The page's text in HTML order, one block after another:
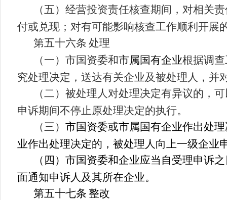
（五）经营投资责任核查期间，对相关
付或兑现；对有可能影响核查工作顺利开展
第五十六条 处理
（一）市国资委和市属国有企业根据调
究处理决定，送达有关企业及被处理人，并
（二）被处理人对处理决定有异议的，
申诉期间不停止原处理决定的执行。
（三） 市国资委或市属国有企业作出处
业作出处理决定的，被处理人向上一级企业
（四）市国资委和企业应当自受理申诉
面通知申诉人及其所在企业。
第五十七条 整改